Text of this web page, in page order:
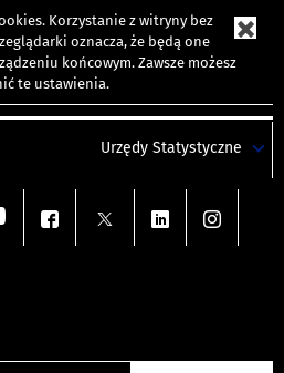
. Korzystanie z witryny bez
oznacza, że będą one
końcowym. Zawsze możesz
te ustawienia.
Urzędy Statystyczne